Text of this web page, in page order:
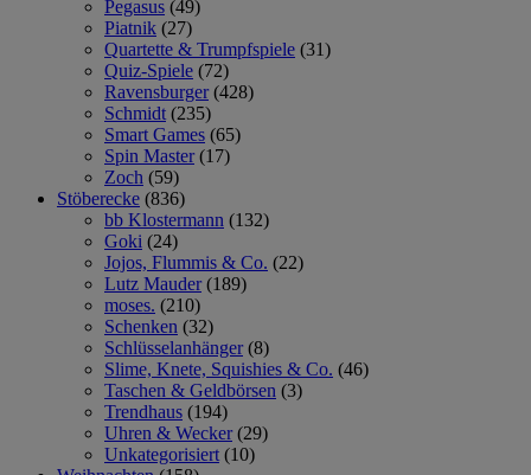
Pegasus (49)
Piatnik (27)
Quartette & Trumpfspiele (31)
Quiz-Spiele (72)
Ravensburger (428)
Schmidt (235)
Smart Games (65)
Spin Master (17)
Zoch (59)
Stöberecke (836)
bb Klostermann (132)
Goki (24)
Jojos, Flummis & Co. (22)
Lutz Mauder (189)
moses. (210)
Schenken (32)
Schlüsselanhänger (8)
Slime, Knete, Squishies & Co. (46)
Taschen & Geldbörsen (3)
Trendhaus (194)
Uhren & Wecker (29)
Unkategorisiert (10)